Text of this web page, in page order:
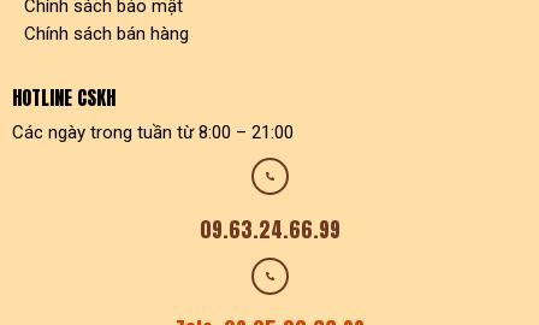
Chính sách bảo mật
Chính sách bán hàng
HOTLINE CSKH
Các ngày trong tuần từ 8:00 – 21:00
09.63.24.66.99